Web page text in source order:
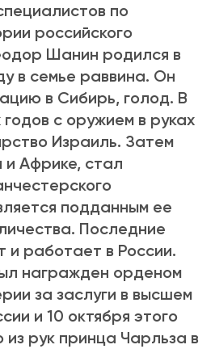
по
российского
Шанин родился в
в семье раввина. Он
в Сибирь, голод. В
с оружием в руках
Израиль. Затем
Африке, стал
подданным ее
Последние
и работает в России.
награжден орденом
за заслуги в высшем
и 10 октября этого
из рук принца Чарльза в